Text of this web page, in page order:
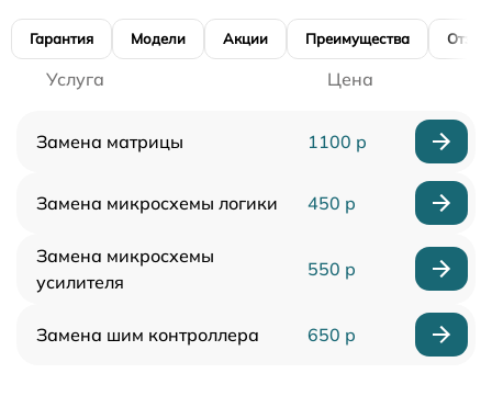
Гарантия Модели Акции Преимущества
Услуга Цена
Замена матрицы 1100 р
Замена микросхемы логики 450 р
Замена микросхемы
усилителя
550 р
Замена шим контроллера 650 р